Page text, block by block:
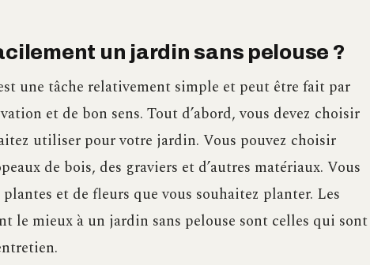
un jardin sans pelouse ?
une tâche relativement simple et peut être fait par
et de bon sens. Tout d’abord, vous devez choisir
utiliser pour votre jardin. Vous pouvez choisir
de bois, des graviers et d’autres matériaux. Vous
et de fleurs que vous souhaitez planter. Les
le mieux à un jardin sans pelouse sont celles qui sont